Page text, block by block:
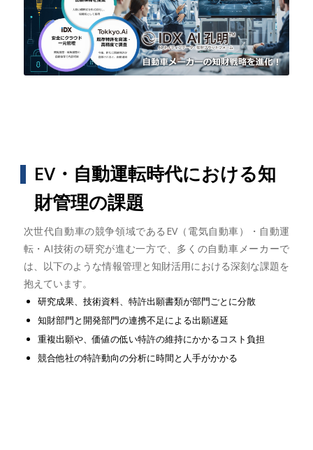
EV・自動運転時代における知
財管理の課題
次世代自動車の競争領域であるEV（電気自動車）・自動運
転・AI技術の研究が進む一方で、多くの自動車メーカーで
は、以下のような情報管理と知財活用における深刻な課題を
抱えています。
研究成果、技術資料、特許出願書類が部門ごとに分散
知財部門と開発部門の連携不足による出願遅延
重複出願や、価値の低い特許の維持にかかるコスト負担
競合他社の特許動向の分析に時間と人手がかかる